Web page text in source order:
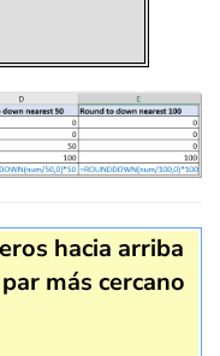
hacia arriba
más cercano